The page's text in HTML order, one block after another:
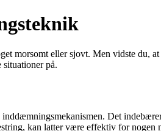
morsomt eller sjovt. Men vidste du,
situationer på.
Det
kan latter være effektiv for nogen